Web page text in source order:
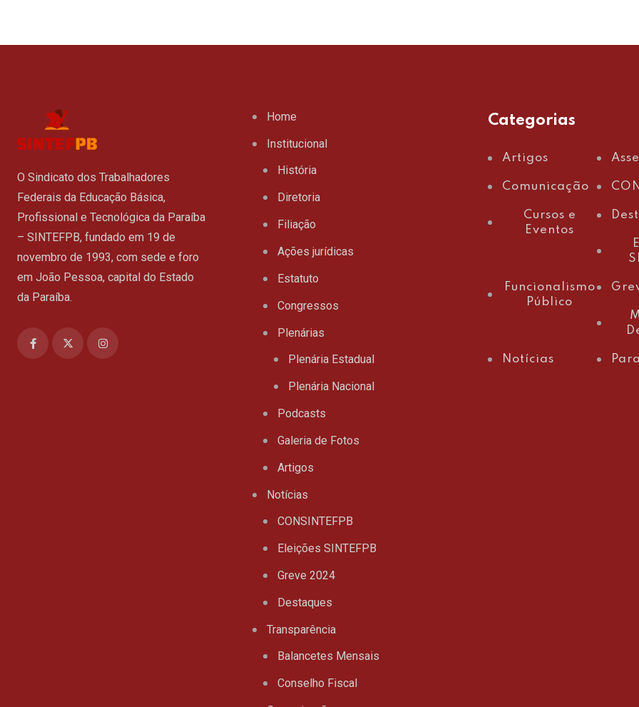
O Sindicato dos Trabalhadores
Federais da Educação Básica,
Profissional e Tecnológica da Paraíba
– SINTEFPB, fundado em 19 de
novembro de 1993, com sede e foro
em João Pessoa, capital do Estado
da Paraíba.
Home
Institucional
História
Diretoria
Filiação
Ações jurídicas
Estatuto
Congressos
Plenárias
Plenária Estadual
Plenária Nacional
Podcasts
Galeria de Fotos
Artigos
Notícias
CONSINTEFPB
Eleições SINTEFPB
Greve 2024
Destaques
Transparência
Balancetes Mensais
Conselho Fiscal
Categorias
Artigos
Comunicação
Cursos e
Eventos
Funcionalismo
Público
Notícias